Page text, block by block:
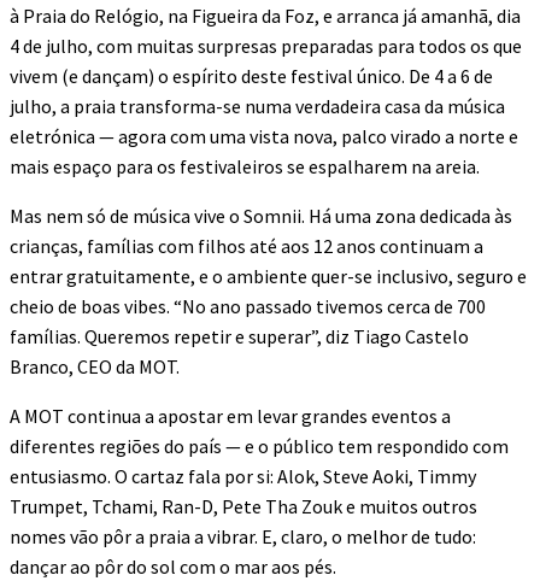
à Praia do Relógio, na Figueira da Foz, e arranca já amanhã, dia
4 de julho, com muitas surpresas preparadas para todos os que
vivem (e dançam) o espírito deste festival único. De 4 a 6 de
julho, a praia transforma-se numa verdadeira casa da música
eletrónica — agora com uma vista nova, palco virado a norte e
mais espaço para os festivaleiros se espalharem na areia.
Mas nem só de música vive o Somnii. Há uma zona dedicada às
crianças, famílias com filhos até aos 12 anos continuam a
entrar gratuitamente, e o ambiente quer-se inclusivo, seguro e
cheio de boas vibes. “No ano passado tivemos cerca de 700
famílias. Queremos repetir e superar”, diz Tiago Castelo
Branco, CEO da MOT.
A MOT continua a apostar em levar grandes eventos a
diferentes regiões do país — e o público tem respondido com
entusiasmo. O cartaz fala por si: Alok, Steve Aoki, Timmy
Trumpet, Tchami, Ran-D, Pete Tha Zouk e muitos outros
nomes vão pôr a praia a vibrar. E, claro, o melhor de tudo:
dançar ao pôr do sol com o mar aos pés.